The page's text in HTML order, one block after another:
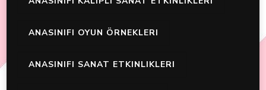
ANASINIFI OYUN ÖRNEKLERI
ANASINIFI SANAT ETKINLIKLERI